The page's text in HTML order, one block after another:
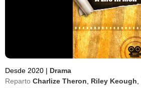
Desde 2020 | Drama
Reparto Charlize Theron Riley Keough